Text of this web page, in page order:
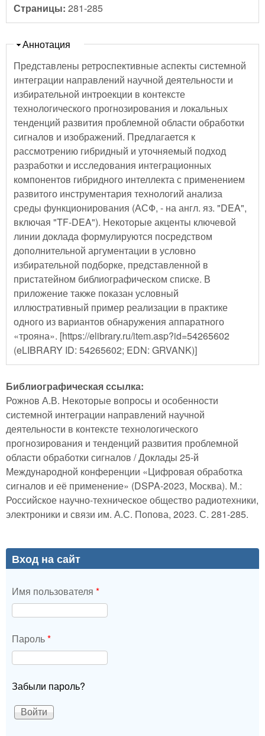
Страницы: 281-285
Скрыть
Аннотация
Представлены ретроспективные аспекты системной
интеграции направлений научной деятельности и
избирательной интроекции в контексте
технологического прогнозирования и локальных
тенденций развития проблемной области обработки
сигналов и изображений. Предлагается к
рассмотрению гибридный и уточняемый подход
разработки и исследования интеграционных
компонентов гибридного интеллекта с применением
развитого инструментария технологий анализа
среды функционирования (АСФ, - на англ. яз. "DEA",
включая "TF-DEA"). Некоторые акценты ключевой
линии доклада формулируются посредством
дополнительной аргументации в условно
избирательной подборке, представленной в
пристатейном библиографическом списке. В
приложение также показан условный
иллюстративный пример реализации в практике
одного из вариантов обнаружения аппаратного
«трояна». [https://elibrary.ru/item.asp?id=54265602
(eLIBRARY ID: 54265602; EDN: GRVANK)]
Библиографическая ссылка:
Рожнов А.В. Некоторые вопросы и особенности
системной интеграции направлений научной
деятельности в контексте технологического
прогнозирования и тенденций развития проблемной
области обработки сигналов / Доклады 25-й
Международной конференции «Цифровая обработка
сигналов и её применение» (DSPA-2023, Москва). М.:
Российское научно-техническое общество радиотехники,
электроники и связи им. А.С. Попова, 2023. С. 281-285.
Вход на сайт
Имя пользователя *
Пароль*
Забыли пароль?